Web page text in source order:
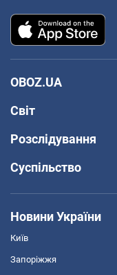
OBOZ.UA
Світ
Розслідування
Суспільство
Новини України
Київ
Запоріжжя